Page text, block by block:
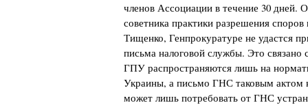
членов Ассоциации в течение 30 дней.
советника практики разрешения
Тищенко, Генпрокуратуре не удастся
письма налоговой службы. Это связано
ГПУ распространяются лишь на
Украины, а письмо ГНС таковым актом
может лишь потребовать от ГНС